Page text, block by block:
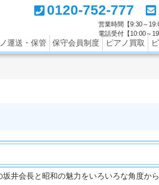
西部ピアノでは調律のみならず、中古ピ
0120-752-777
営業時間【9:30～
電話受付【10:00～
運送・保管 保守会員制度 ピアノ買取
井会長と昭和の魅力をいろいろな角度か